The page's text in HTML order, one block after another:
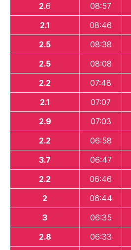
2.6 08:57
2.1
08:46
2.5
08:38
2.5
08:08
2.2
07:48
2.1
07:07
2.9
07:03
2.2
06:58
3.7
06:47
2.2
06:46
2
06:44
3
06:35
2.8
06:33